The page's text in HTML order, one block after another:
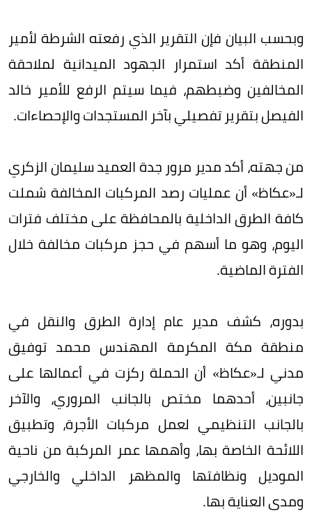
وبحسب البيان فإن التقرير الذي رفعته الشرطة لأمير
المنطقة أكد استمرار الجهود الميدانية لملاحقة
المخالفين وضبطهم، فيما سيتم الرفع للأمير خالد
الفيصل بتقرير تفصيلي بآخر المستجدات والإحصاءات.
من جهته، أكد مدير مرور جدة العميد سليمان الزكري
لـ«عكاظ» أن عمليات رصد المركبات المخالفة شملت
كافة الطرق الداخلية بالمحافظة على مختلف فترات
اليوم، وهو ما أسهم في حجز مركبات مخالفة خلال
الفترة الماضية.
بدوره، كشف مدير عام إدارة الطرق والنقل في
منطقة مكة المكرمة المهندس محمد توفيق
مدني لـ«عكاظ» أن الحملة ركزت في أعمالها على
جانبين، أحدهما مختص بالجانب المروري، والآخر
بالجانب التنظيمي لعمل مركبات الأجرة، وتطبيق
اللائحة الخاصة بها، وأهمها عمر المركبة من ناحية
الموديل ونظافتها والمظهر الداخلي والخارجي
ومدى العناية بها.